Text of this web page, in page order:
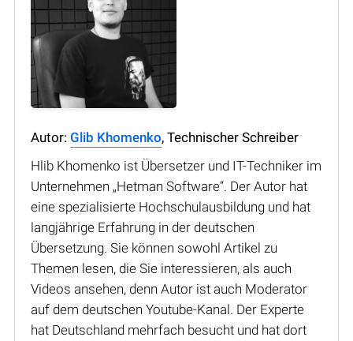
Autor: Glib Khomenko, Technischer Schreiber
Hlib Khomenko ist Übersetzer und IT-Techniker im
Unternehmen „Hetman Software“. Der Autor hat
eine spezialisierte Hochschulausbildung und hat
langjährige Erfahrung in der deutschen
Übersetzung. Sie können sowohl Artikel zu
Themen lesen, die Sie interessieren, als auch
Videos ansehen, denn Autor ist auch Moderator
auf dem deutschen Youtube-Kanal. Der Experte
hat Deutschland mehrfach besucht und hat dort